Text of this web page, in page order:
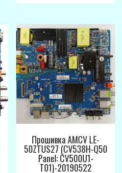
Прошивка AMCV LE-
50ZTUS27 (CV538H-Q50
Panel: CV500U1-
T01)-20190522